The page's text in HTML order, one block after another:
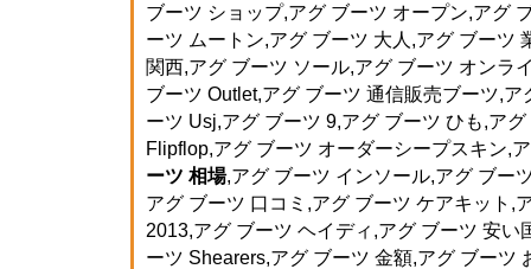
ブーツ ショップ,アグ ブーツ オープン,アグ
ーツ ムートン,アグ ブーツ 大人,アグ ブーツ
関西,アグ ブーツ ソール,アグ ブーツ オンラ
ブーツ Outlet,アグ ブーツ 通信販売ブーツ,
ーツ Usj,アグ ブーツ 9,アグ ブーツ ひも,ア
Flipflop,アグ ブーツ オーダーシープスキン,
ーツ 相場,アグ ブーツ インソール,アグ ブー
アグ ブーツ 口コミ,アグ ブーツ ケアキット,
2013,アグ ブーツ ヘイディ,アグ ブーツ 安い
ーツ Shearers,アグ ブーツ 金額,アグ ブーツ